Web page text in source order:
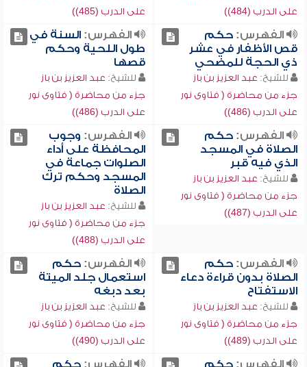
على الدرب (484))
على الدرب (485))
الفهرس:حكم
قص الأظفار في عشر
ذي الحجة للمضحي
للشيخ: عبد العزيز بن باز
جزء من محاضرة ( فتاوى نور
على الدرب (486))
الفهرس:السنة في
طول اللحية وحكم
قصها
للشيخ: عبد العزيز بن باز
جزء من محاضرة ( فتاوى نور
على الدرب (486))
الفهرس:حكم
الصلاة في المسجد
الذي فيه قبر
للشيخ: عبد العزيز بن باز
جزء من محاضرة ( فتاوى نور
على الدرب (487))
الفهرس: وجوب
المحافظة على أداء
الصلوات جماعة في
المسجد وحكم ترك
الصلاة
للشيخ: عبد العزيز بن باز
جزء من محاضرة ( فتاوى نور
على الدرب (488))
الفهرس:حكم
الصلاة بدون قراءة دعاء
الاستفتاح
للشيخ: عبد العزيز بن باز
جزء من محاضرة ( فتاوى نور
على الدرب (489))
الفهرس:حكم
استعمال جلد الميتة
بعد دبغه
للشيخ: عبد العزيز بن باز
جزء من محاضرة ( فتاوى نور
على الدرب (490))
الفهرس:حكم الفهرس:حكم